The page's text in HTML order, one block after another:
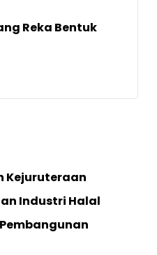
Reka Bentuk
Kejuruteraan
Industri Halal